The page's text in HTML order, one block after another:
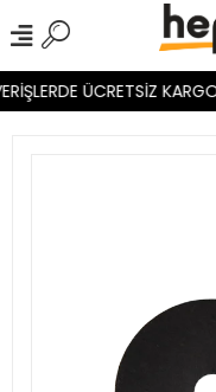
ÜCRETSİZ KARGO!